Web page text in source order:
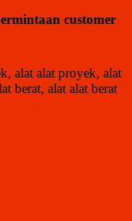
customer
alat alat proyek, alat
berat, alat alat berat